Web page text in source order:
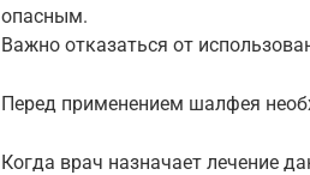
опасным.
Важно отказаться от
Перед применением шалфея
Когда врач назначает лечение